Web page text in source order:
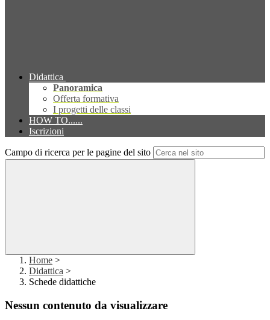
Didattica
Panoramica
Offerta formativa
I progetti delle classi
HOW TO......
Iscrizioni
Campo di ricerca per le pagine del sito
Home >
Didattica >
Schede didattiche
Nessun contenuto da visualizzare